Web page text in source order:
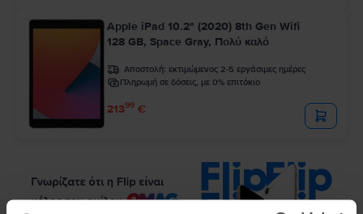
Apple iPad 10.2" (2020) 8th Gen Wifi
128 GB, Space Gray, Πολύ καλό
Αποστολή: εκτιμώμενος 2-5 εργάσιμες ημέρες
Πληρωμή σε δόσεις, με 0% επιτόκιο
21399 €